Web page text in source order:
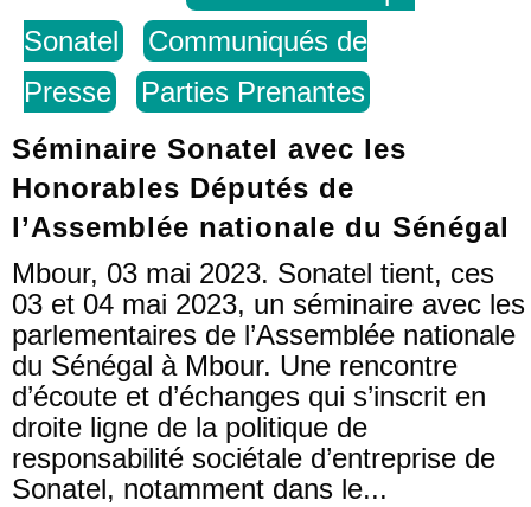
Sonatel
Communiqués de
Presse
Parties Prenantes
Séminaire Sonatel avec les
Honorables Députés de
l’Assemblée nationale du Sénégal
Mbour, 03 mai 2023. Sonatel tient, ces
03 et 04 mai 2023, un séminaire avec les
parlementaires de l’Assemblée nationale
du Sénégal à Mbour. Une rencontre
d’écoute et d’échanges qui s’inscrit en
droite ligne de la politique de
responsabilité sociétale d’entreprise de
Sonatel, notamment dans le...